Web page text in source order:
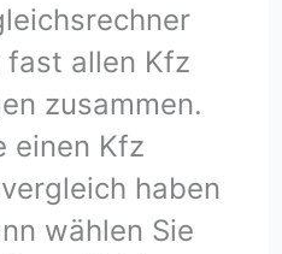
allen Kfz
zusammen.
einen Kfz
haben
wählen Sie